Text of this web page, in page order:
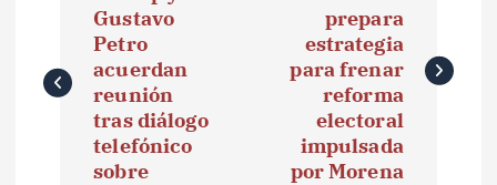
e
Gustavo
Petro
acuerdan
reunión
tras diálogo
telefónico
sobre
prepara
estrategia
para frenar
reforma
electoral
impulsada
por Morena